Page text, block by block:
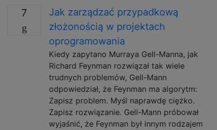
7
Jak zarządzać przypadkową
złożonością w projektach
oprogramowania
Kiedy zapytano Murraya Gell-Manna, jak
Richard Feynman rozwiązał tak wiele
trudnych problemów, Gell-Mann
odpowiedział, że Feynman ma algorytm:
Zapisz problem. Myśl naprawdę ciężko.
Zapisz rozwiązanie. Gell-Mann próbował
wyjaśnić, że Feynman był innym rodzajem